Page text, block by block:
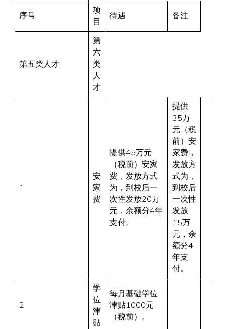
序号
项
目
待遇 备注
第五类人才
第
六
类
人
才
1
安
家
费
提供45万元
（税前）安家
费，发放方式
为，到校后一
次性发放20万
元，余额分4年
支付。
提供
35万
元（税
前）安
家费，
发放方
式为，
到校后
一次性
发放
15万
元，余
额分4
年支
付。
2
学
位
津
贴
每月基础学位
津贴1000元
（税前）。